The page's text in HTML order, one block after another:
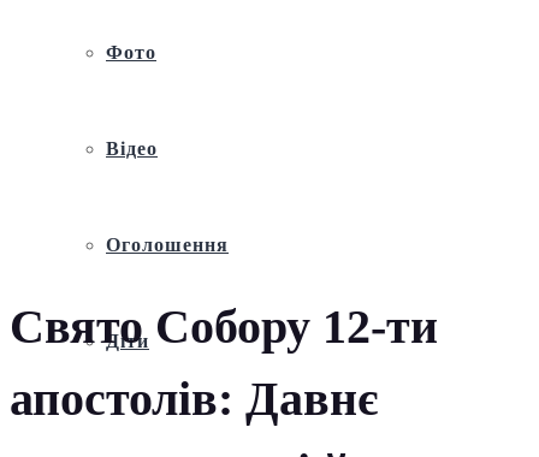
Фото
Відео
Оголошення
Діти
Свято Собору 12-ти
апостолів: Давнє